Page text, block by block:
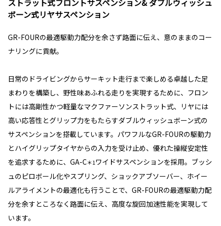
ストラット式フロントサスペンション& ダブルウィッシュ
ボーン式リヤサスペンション
GR-FOURの最適駆動力配分を余さず路面に伝え、意のままのコー
ナリングに貢献。
日常のドライビングからサーキット走行まで楽しめる卓越した足
まわりを構築し、野性味あふれる走りを実現するために、フロン
トには高剛性かつ軽量なマクファーソンストラット式、リヤには
高い応答性とグリップ力をもたらすダブルウィッシュボーン式の
サスペンションを搭載しています。パワフルなGR-FOURの駆動力
とハイグリップタイヤからの入力を受け止め、優れた操縦安定性
を追求するために、GA-C＊1ワイドサスペンションを採用。ブッシ
ュのピロボール化やスプリング、ショックアブソーバー、ホイー
ルアライメントの最適化も行うことで、GR-FOURの最適駆動力配
分を余すところなく路面に伝え、高度な旋回加速性能を実現して
います。